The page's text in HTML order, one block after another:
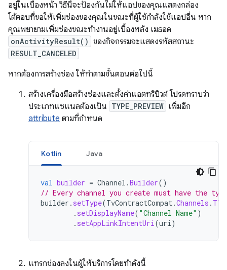
อยู่ในเบื้องหน้า วิธีนี้จะป้องกันไม่ให้แอปของคุณแสดงกล่อง
โต้ตอบที่ขอให้เพิ่มช่องของคุณในขณะที่ผู้ใช้กำลังใช้แอปอื่น หาก
คุณพยายามเพิ่มช่องขณะทำงานอยู่เบื้องหลัง เมธอด
onActivityResult() ของกิจกรรมจะแสดงรหัสสถานะ
RESULT_CANCELED
หากต้องการสร้างช่อง ให้ทำตามขั้นตอนต่อไปนี้
สร้างเครื่องมือสร้างช่องและตั้งค่าแอตทริบิวต์ โปรดทราบว่า
ประเภทแชแนลต้องเป็น TYPE_PREVIEW เพิ่มอีก
attribute ตามที่กำหนด
Kotlin Java
val builder = Channel .Builder()
// Every channel you create must have the
builder . setType(TvContractCompat .Channels .
. setDisplayName( "Channel Name" )
. setAppLinkIntentUri (uri )
แทรกช่องลงในผู้ให้บริการโดยทำดังนี้